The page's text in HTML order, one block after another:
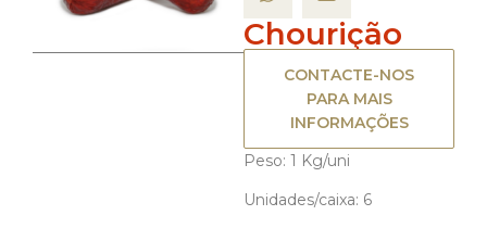
Chourição
CONTACTE-NOS
PARA MAIS
INFORMAÇÕES
Peso: 1 Kg/uni
Unidades/caixa: 6